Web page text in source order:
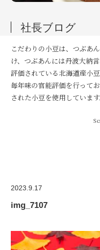
社長ブログ
こだわりの小豆は、つぶあ
け、つぶあんには丹波大納
評価されている北海道産小
毎年味の官能評価を行って
された小豆を使用しています
2023.9.17
img_7107